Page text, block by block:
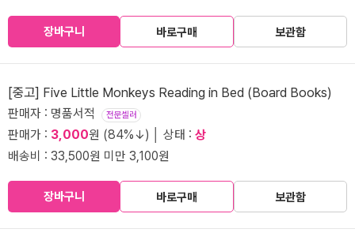
장바구니 바로구매 보관함
[중고] Five Little Monkeys Reading in Bed (Board Books)
판매자 : 명품서적 전문셀러
판매가 : 3,000원 (84%↓) │ 상태 : 상
배송비 : 33,500원 미만 3,100원
장바구니 바로구매 보관함